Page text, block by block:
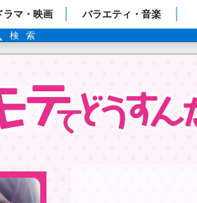
テレビ」トップページ
ラマ・映画 バラエティ・音楽
検索